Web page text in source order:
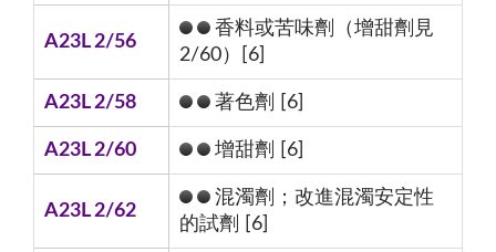
A23L 2/56
香料或苦味劑（增甜劑見
2/60）[6]
A23L 2/58 著色劑 [6]
A23L 2/60 增甜劑 [6]
A23L 2/62
混濁劑；改進混濁安定性
的試劑 [6]